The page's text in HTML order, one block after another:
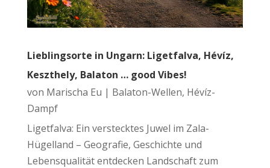
Lieblingsorte in Ungarn: Ligetfalva, Hévíz,
Keszthely, Balaton … good Vibes!
von Marischa Eu | Balaton-Wellen, Hévíz-
Dampf
Ligetfalva: Ein verstecktes Juwel im Zala-
Hügelland – Geografie, Geschichte und
Lebensqualität entdecken Landschaft zum